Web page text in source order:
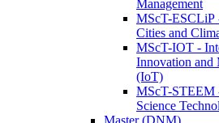
Management
MScT-ESCLiP
Cities and
MScT-IOT -
Innovation and
(IoT)
MScT-STEEM
Science
Master (DNM)